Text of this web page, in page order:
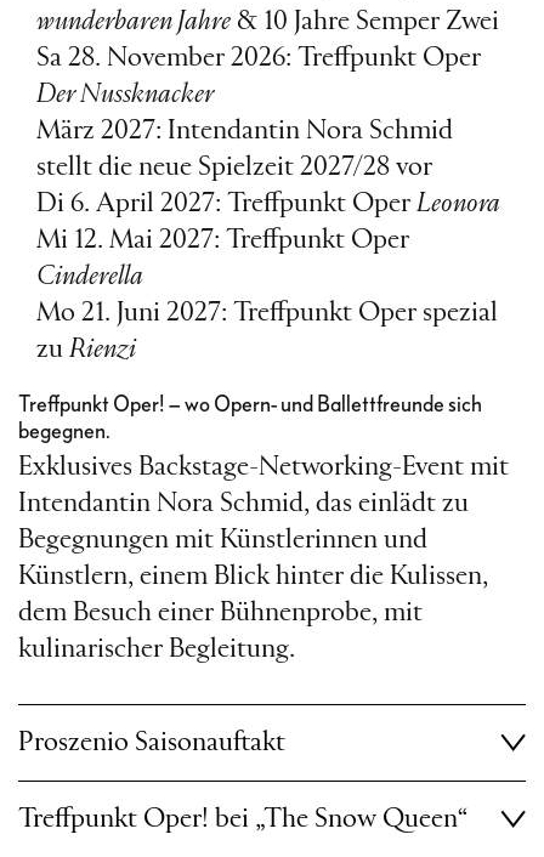
wunderbaren Jahre & 10 Jahre Semper Zwei
Sa 28. November 2026: Treffpunkt Oper
Der Nussknacker
März 2027: Intendantin Nora Schmid
stellt die neue Spielzeit 2027/28 vor
Di 6. April 2027: Treffpunkt Oper Leonora
Mi 12. Mai 2027: Treffpunkt Oper
Cinderella
Mo 21. Juni 2027: Treffpunkt Oper spezial
zu Rienzi
Treffpunkt Oper! – wo Opern- und Ballettfreunde sich
begegnen.
Exklusives Backstage-Networking-Event mit
Intendantin Nora Schmid, das einlädt zu
Begegnungen mit Künstlerinnen und
Künstlern, einem Blick hinter die Kulissen,
dem Besuch einer Bühnenprobe, mit
kulinarischer Begleitung.
Proszenio Saisonauftakt
Treffpunkt Oper! bei „The Snow Queen“